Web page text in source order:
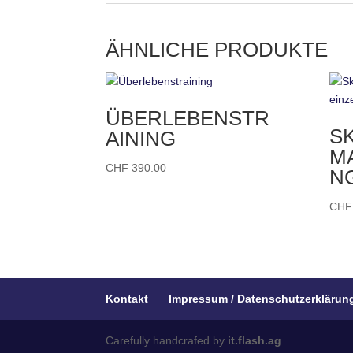
ÄHNLICHE PRODUKTE
ÜBERLEBENSTR
AINING
CHF 390.00
CHF
Kontakt Impressum /
Carefully handcrafed by it.flash.ag